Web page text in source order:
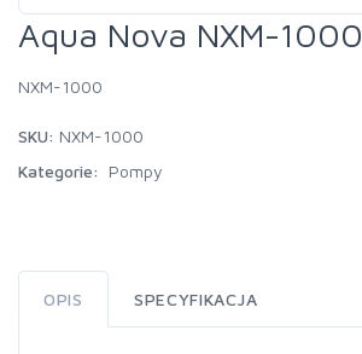
Aqua Nova NXM-1000
NXM-1000
SKU: NXM-1000
Kategorie:
Pompy
OPIS SPECYFIKACJA